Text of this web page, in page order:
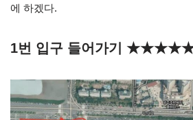
에 하겠다.
1번 입구 들어가기